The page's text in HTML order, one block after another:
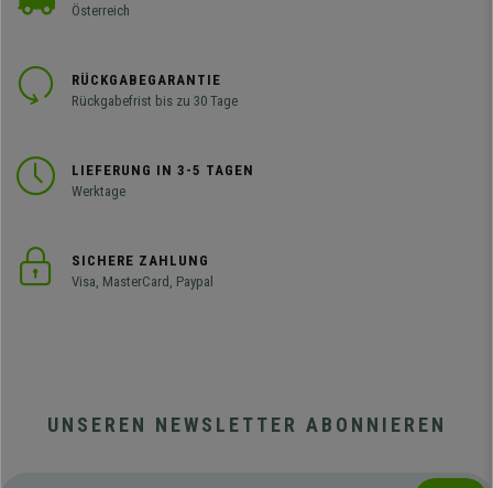
Österreich
RÜCKGABEGARANTIE
Rückgabefrist bis zu 30 Tage
LIEFERUNG IN 3-5 TAGEN
Werktage
SICHERE ZAHLUNG
Visa, MasterCard, Paypal
UNSEREN NEWSLETTER ABONNIEREN